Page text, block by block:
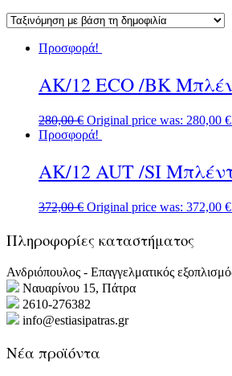
Προσφορά!
AK/12 ECO /BK
280,00€ Original price was: 280,00
Προσφορά!
AK/12 AUT /SI
372,00€ Original price was: 372,00
Πληροφορίες καταστήματος
Ανδριόπουλος - Επαγγελματικός
Ναυαρίνου 15, Πάτρα
2610-276382
info@estiasipatras.gr
Νέα προϊόντα